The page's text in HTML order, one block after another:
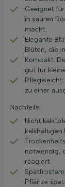
Geeignet
in sauren
macht.
Elegante
Blüten, die
Kompakt:
gut für
zu einer
Nachteile:
Nicht
kalkhaltigen
notwendig,
reagiert.
Pflanze